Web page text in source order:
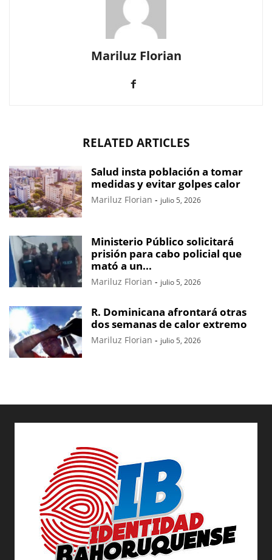
Mariluz Florian
RELATED ARTICLES
Salud insta población a tomar
medidas y evitar golpes calor
Mariluz Florian - julio 5, 2026
Ministerio Público solicitará
prisión para cabo policial que
mató a un...
Mariluz Florian - julio 5, 2026
R. Dominicana afrontará otras
dos semanas de calor extremo
Mariluz Florian - julio 5, 2026